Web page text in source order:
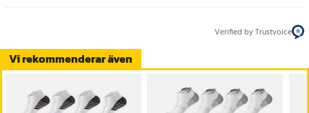
Vi rekommenderar även
Verified by Trustvoice